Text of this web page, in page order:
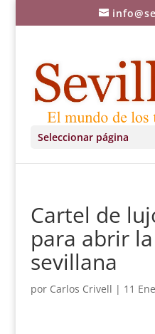
Seleccionar página
Cartel de
para abrir
sevillana
por Carlos Crivell | 11